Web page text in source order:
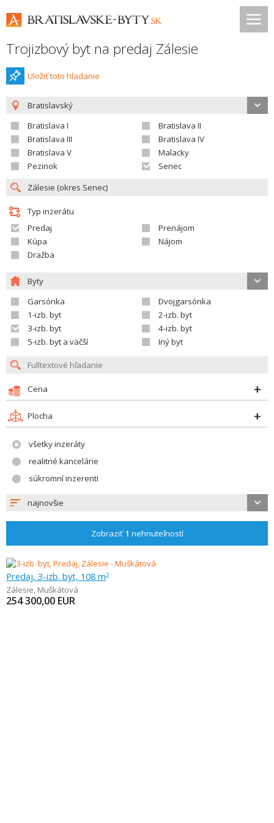
Trojizbový byt na predaj Zálesie
Uložiť toto hladanie
Bratislavský
Bratislava I
Bratislava II
Bratislava III
Bratislava IV
Bratislava V
Malacky
Pezinok
Senec
Typ inzerátu
Predaj
Prenájom
Kúpa
Nájom
Dražba
Byty
Garsónka
Dvojgarsónka
1-izb. byt
2-izb. byt
3-izb. byt
4-izb. byt
5-izb. byt a väčší
Iný byt
Cena
Plocha
všetky inzeráty
realitné kancelárie
súkromní inzerenti
najnovšie
Zobraziť1 nehnuteľností
Predaj, 3-izb. byt, 108 m2
Zálesie, Muškátová
254 300,00 EUR